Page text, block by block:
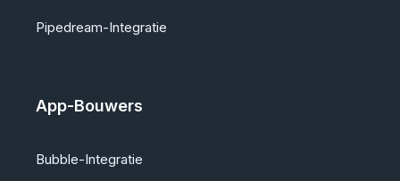
Pipedream-Integratie
App-Bouwers
Bubble-Integratie